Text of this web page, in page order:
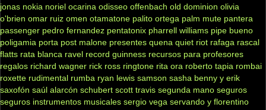
jonas nokia noriel ocarina odisseo offenbach old dominion olivia
o'brien omar ruiz omen otamatone palito ortega palm mute pantera
passenger pedro fernandez pentatonix pharrell williams pipe bueno
poligamia porta post malone presentes quena quiet riot rafaga rascal
flatts rata blanca ravel record guinness recursos para profesores
regalos richard wagner rick ross ringtone rita ora roberto tapia rombai
roxette rudimental rumba ryan lewis samson sasha benny y erik
saxofón saúl alarcón schubert scott travis segunda mano seguros
seguros instrumentos musicales sergio vega servando y florentino